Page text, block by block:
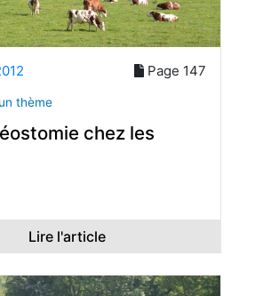
Page 147
thème
chez les
Lire l'article